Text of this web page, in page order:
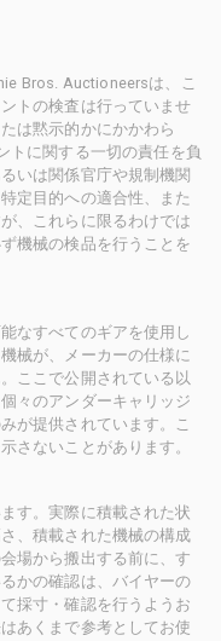
Bros. Auctioneersは、こ
トの検査は行っていませ
は黙示的かにかかわら
トに関する一切の責任を負
いは関係官庁や規制機関
定目的への適合性、また
、これらに限るわけでは
機械の検品を行うことを
なすべてのギアを使用し
械が、メーカーの仕様に
ここで公開されている以
々のアンダーキャリッジ
が提供されています。こ
さないことがあります。
す。実際に積載された状
、積載された機械の構成
場から搬出する前に、す
かの確認は、バイヤーの
採寸・確認を行うようお
あくまで参考としてお使